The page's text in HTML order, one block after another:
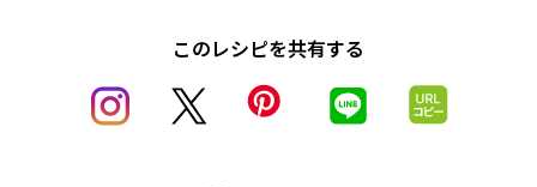
このレシピを共有する